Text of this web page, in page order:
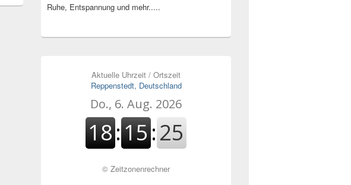
Ruhe, Entspannung und mehr.....
Aktuelle Uhrzeit / Ortszeit
Reppenstedt, Deutschland
© Zeitzonenrechner